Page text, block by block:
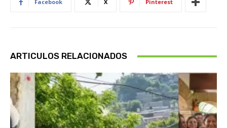
Facebook X Pinterest
ARTICULOS RELACIONADOS